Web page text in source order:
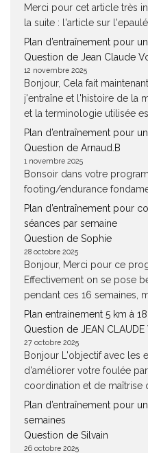
Merci pour cet article très
la suite : l'article sur
Plan d’entraînement pour
Question de Jean Claude
12 novembre 2025
Bonjour, Cela fait
j'entraîne et l'histoire de la
et la terminologie utilisée est
Plan d’entraînement pour
Question de Arnaud.B
1 novembre 2025
Bonsoir dans votre
footing/endurance
Plan d’entraînement pour
séances par semaine
Question de Sophie
28 octobre 2025
Bonjour, Merci pour ce
Effectivement on se pose
pendant ces 16 semaines,
Plan entrainement 5 km à
Question de JEAN CLAUDE
27 octobre 2025
Bonjour L'objectif avec les
d'améliorer votre foulée
coordination et de maîtrise
Plan d’entraînement pour
semaines
Question de Silvain
26 octobre 2025